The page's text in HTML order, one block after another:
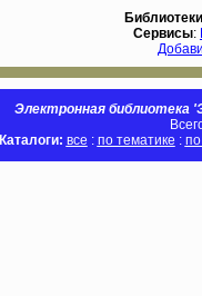
Библиотеки
Сервисы:
Электронная библиотека
Каталоги: все : по тематике :